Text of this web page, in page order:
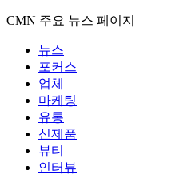
CMN 주요 뉴스 페이지
뉴스
포커스
업체
마케팅
유통
신제품
뷰티
인터뷰